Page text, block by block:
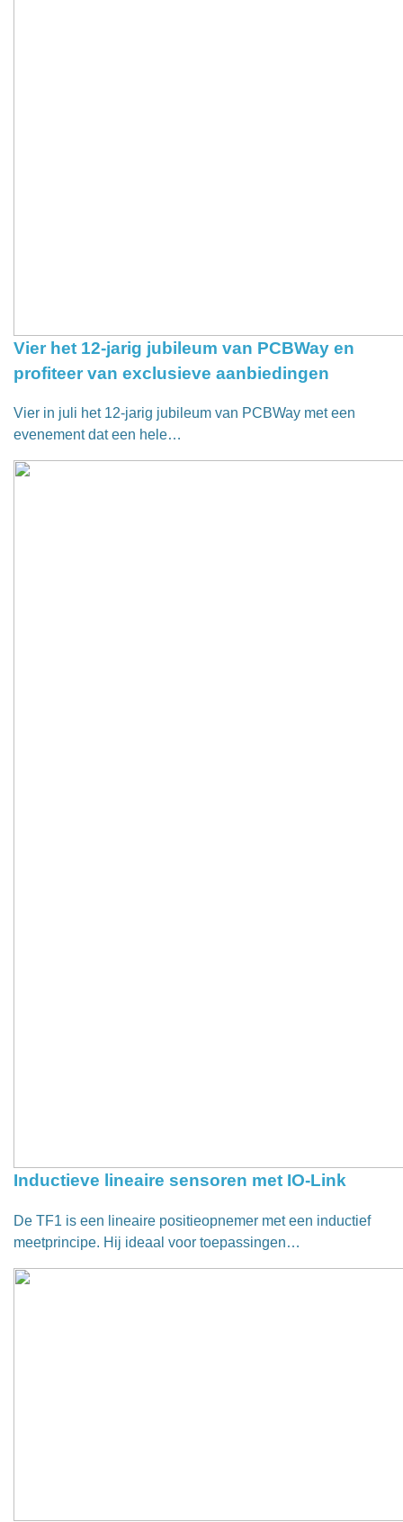
Vier het 12-jarig jubileum van PCBWay en
profiteer van exclusieve aanbiedingen
Vier in juli het 12-jarig jubileum van PCBWay met een
evenement dat een hele…
Inductieve lineaire sensoren met IO-Link
De TF1 is een lineaire positieopnemer met een inductief
meetprincipe. Hij ideaal voor toepassingen…